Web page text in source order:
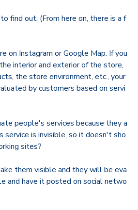
find out. (From here on, there is a f
on Instagram or Google Map. If you
interior and exterior of the store,
the store environment, etc., your
by customers based on servi
people's services because they a
service is invisible, so it doesn't sho
sites?
them visible and they will be eva
and have it posted on social netwo